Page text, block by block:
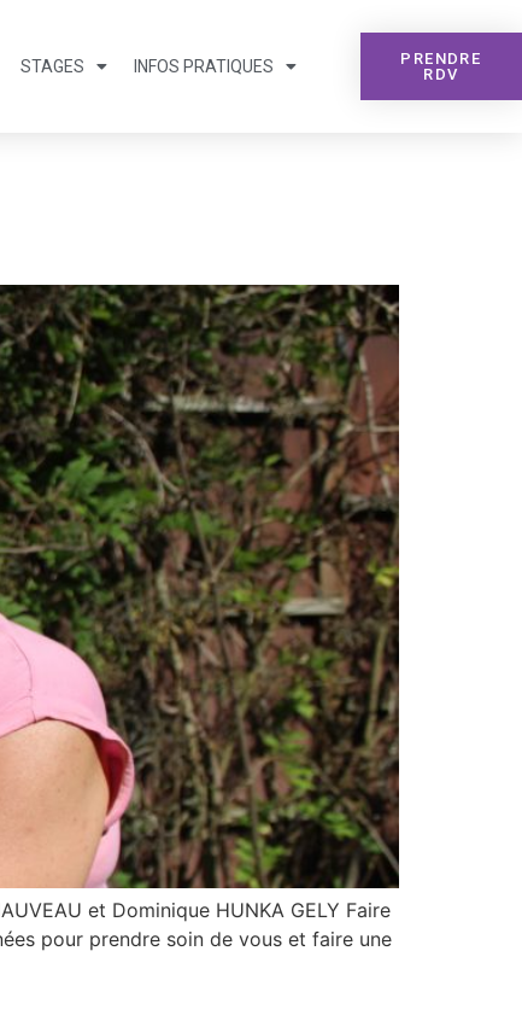
STAGES INFOS PRATIQUES
PRENDRE
RDV
et Dominique HUNKA GELY Faire
pour prendre soin de vous et faire une